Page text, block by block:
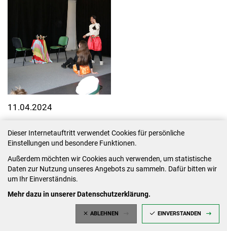
Dieser Internetauftritt verwendet Cookies für persönliche
Einstellungen und besondere Funktionen.
Außerdem möchten wir Cookies auch verwenden, um statistische
Daten zur Nutzung unseres Angebots zu sammeln. Dafür bitten wir
um Ihr Einverständnis.
Mehr dazu in unserer Datenschutzerklärung.
ABLEHNEN EINVERSTANDEN
11.04.2024